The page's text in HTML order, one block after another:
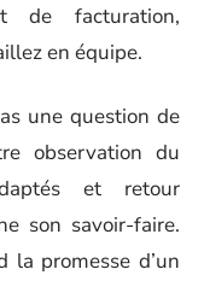
de facturation,
en équipe.
une question de
observation du
et retour
son savoir-faire.
la promesse d’un